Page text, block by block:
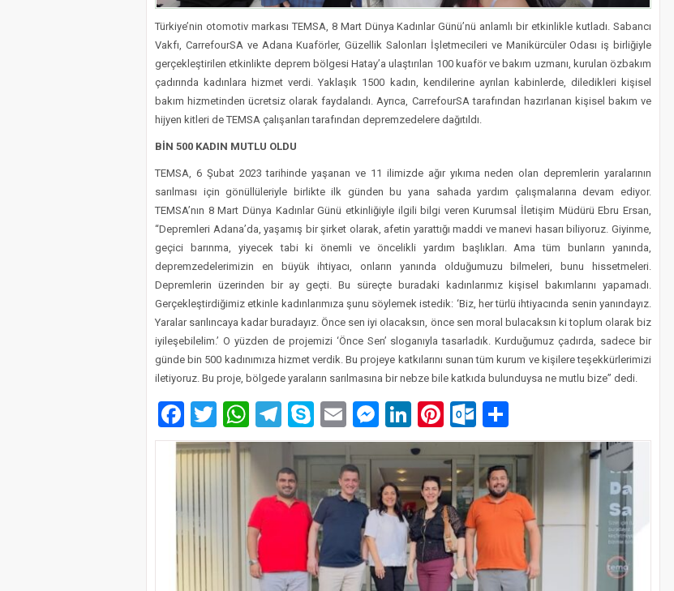
Türkiye’nin otomotiv markası TEMSA, 8 Mart Dünya Kadınlar Günü’nü anlamlı bir etkinlikle kutladı. Sabancı
Vakfı, CarrefourSA ve Adana Kuaförler, Güzellik Salonları İşletmecileri ve Manikürcüler Odası iş birliğiyle
gerçekleştirilen etkinlikte deprem bölgesi Hatay’a ulaştırılan 100 kuaför ve bakım uzmanı, kurulan özbakım
çadırında kadınlara hizmet verdi. Yaklaşık 1500 kadın, kendilerine ayrılan kabinlerde, diledikleri kişisel
bakım hizmetinden ücretsiz olarak faydalandı. Ayrıca, CarrefourSA tarafından hazırlanan kişisel bakım ve
hijyen kitleri de TEMSA çalışanları tarafından depremzedelere dağıtıldı.
BİN 500 KADIN MUTLU OLDU
TEMSA, 6 Şubat 2023 tarihinde yaşanan ve 11 ilimizde ağır yıkıma neden olan depremlerin yaralarının
sarılması için gönüllüleriyle birlikte ilk günden bu yana sahada yardım çalışmalarına devam ediyor.
TEMSA’nın 8 Mart Dünya Kadınlar Günü etkinliğiyle ilgili bilgi veren Kurumsal İletişim Müdürü Ebru Ersan,
“Depremleri Adana’da, yaşamış bir şirket olarak, afetin yarattığı maddi ve manevi hasarı biliyoruz. Giyinme,
geçici barınma, yiyecek tabi ki önemli ve öncelikli yardım başlıkları. Ama tüm bunların yanında,
depremzedelerimizin en büyük ihtiyacı, onların yanında olduğumuzu bilmeleri, bunu hissetmeleri.
Depremlerin üzerinden bir ay geçti. Bu süreçte buradaki kadınlarımız kişisel bakımlarını yapamadı.
Gerçekleştirdiğimiz etkinle kadınlarımıza şunu söylemek istedik: ‘Biz, her türlü ihtiyacında senin yanındayız.
Yaralar sarılıncaya kadar buradayız. Önce sen iyi olacaksın, önce sen moral bulacaksın ki toplum olarak biz
iyileşebilelim.’ O yüzden de projemizi ‘Önce Sen’ sloganıyla tasarladık. Kurduğumuz çadırda, sadece bir
günde bin 500 kadınımıza hizmet verdik. Bu projeye katkılarını sunan tüm kurum ve kişilere teşekkürlerimizi
iletiyoruz. Bu proje, bölgede yaraların sarılmasına bir nebze bile katkıda bulunduysa ne mutlu bize” dedi.
Facebook
Twitter
WhatsApp
Telegram
SkypeEmailMessenger
LinkedIn
Pinterest
Outlook.com